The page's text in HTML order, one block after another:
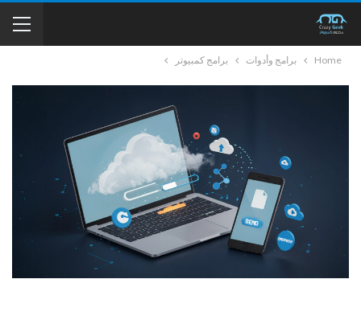
Home برامج وأدوات برامج كمبيوتر